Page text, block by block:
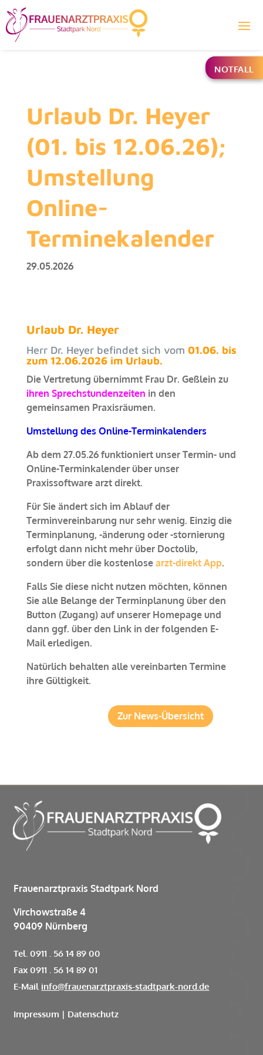
NOTFALL
Urlaub Dr. Heyer
(01. bis 12.06.26);
Umstellung
Online-
Terminekalender
29.05.2026
Urlaub Dr. Heyer
Herr Dr. Heyer befindet sich vom 01.06. bis
zum 12.06.2026 im Urlaub.
Die Vertretung übernimmt Frau Dr. Geßlein zu
ihren Sprechstundenzeiten in den
gemeinsamen Praxisräumen.
Umstellung des Online-Terminkalenders
Ab dem 27.05.26 funktioniert unser Termin- und
Online-Terminkalender über unser
Praxissoftware arzt direkt.
Für Sie ändert sich im Ablauf der
Terminvereinbarung nur sehr wenig. Einzig die
Terminplanung, -änderung oder -stornierung
erfolgt dann nicht mehr über Doctolib,
sondern über die kostenlose arzt-direkt App.
Falls Sie diese nicht nutzen möchten, können
Sie alle Belange der Terminplanung über den
Button (Zugang) auf unserer Homepage und
dann ggf. über den Link in der folgenden E-
Mail erledigen.
Natürlich behalten alle vereinbarten Termine
ihre Gültigkeit.
Zur News-Übersicht
Frauenarztpraxis Stadtpark Nord
Virchowstraße 4
90409 Nürnberg
Tel. 0911 . 56 14 89 00
Fax 0911 . 56 14 89 01
E-Mail info@frauenarztpraxis-stadtpark-nord.de
Impressum | Datenschutz